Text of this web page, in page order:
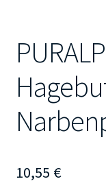
10,55 €